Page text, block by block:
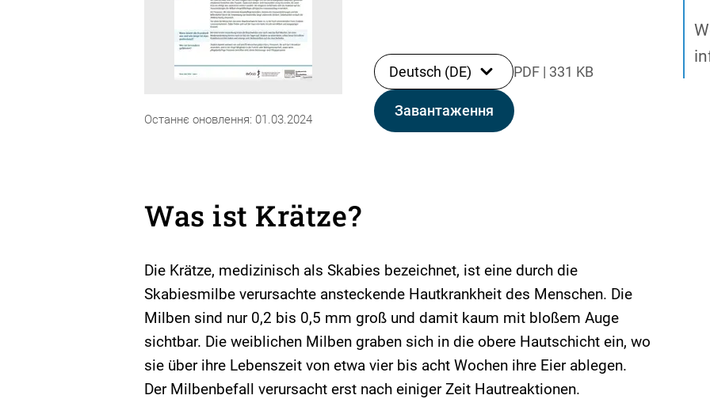
Останнє оновлення: 01.03.2024
Deutsch (DE) PDF | 331 KB
Завантаження
Was ist Krätze?
Die Krätze, medizinisch als Skabies bezeichnet, ist eine durch die
Skabiesmilbe verursachte ansteckende Hautkrankheit des Menschen. Die
Milben sind nur 0,2 bis 0,5 mm groß und damit kaum mit bloßem Auge
sichtbar. Die weiblichen Milben graben sich in die obere Hautschicht ein, wo
sie über ihre Lebenszeit von etwa vier bis acht Wochen ihre Eier ablegen.
Der Milbenbefall verursacht erst nach einiger Zeit Hautreaktionen.